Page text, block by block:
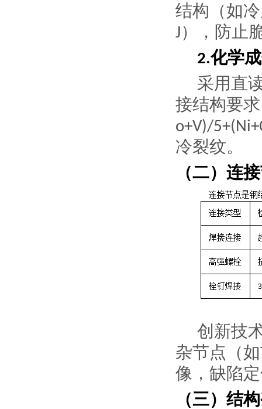
结构（如
J），防止
2.化学
采用直
接结构要求
o+V)/
冷裂纹。
（二）连
创新技
杂节点（如
像，缺陷
（三）结